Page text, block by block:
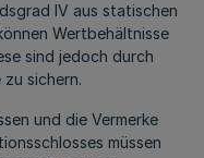
IV aus statischen
Wertbehältnisse
sind jedoch durch
sichern.
und die Vermerke
müssen